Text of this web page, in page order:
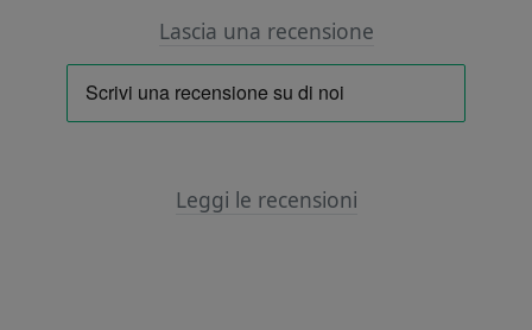
Lascia una recensione
Leggi le recensioni